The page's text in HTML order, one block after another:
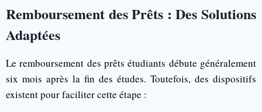
Remboursement des Prêts : Des Solutions
Adaptées
Le remboursement des prêts étudiants débute généralement
six mois après la fin des études. Toutefois, des dispositifs
existent pour faciliter cette étape :